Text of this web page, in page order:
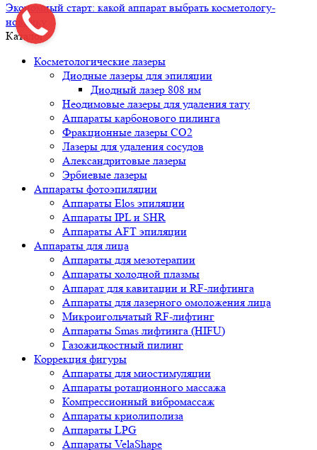
Экономный старт: какой аппарат выбрать косметологу-
новичку
Каталог
Косметологические лазеры
Диодные лазеры для эпиляции
Диодный лазер 808 нм
Неодимовые лазеры для удаления тату
Аппараты карбонового пилинга
Фракционные лазеры CO2
Лазеры для удаления сосудов
Александритовые лазеры
Эрбиевые лазеры
Аппараты фотоэпиляции
Аппараты Elos эпиляции
Аппараты IPL и SHR
Аппараты AFT эпиляции
Аппараты для лица
Аппараты для мезотерапии
Аппараты холодной плазмы
Аппарат для кавитации и RF-лифтинга
Аппараты для лазерного омоложения лица
Микроигольчатый RF-лифтинг
Аппараты Smas лифтинга (HIFU)
Газожидкостный пилинг
Коррекция фигуры
Аппараты для миостимуляции
Аппараты ротационного массажа
Компрессионный вибромассаж
Аппараты криолиполиза
Аппараты LPG
Аппараты VelaShape